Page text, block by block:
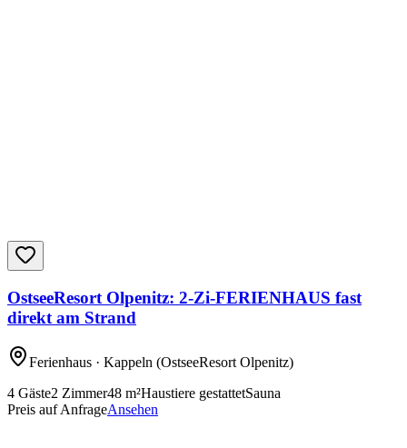
OstseeResort Olpenitz: 2-Zi-FERIENHAUS fast
direkt am Strand
Ferienhaus · Kappeln (OstseeResort Olpenitz)
4 Gäste2 Zimmer48 m²Haustiere gestattetSauna
Preis auf AnfrageAnsehen